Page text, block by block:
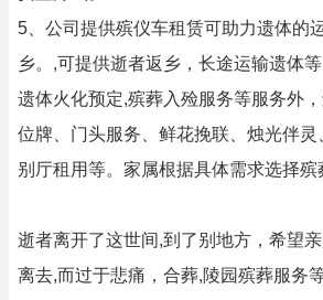
5、公司提供殡仪车租赁可助力遗体的
乡。,可提供逝者返乡，长途运输遗体
遗体火化预定,殡葬入殓服务等服务外
位牌、门头服务、鲜花挽联、烛光伴
别厅租用等。家属根据具体需求选择殡
逝者离开了这世间,到了别地方，希望
离去,而过于悲痛，合葬,陵园殡葬服务